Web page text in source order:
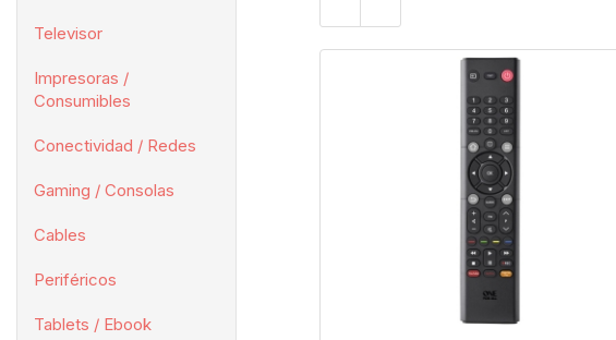
Televisor
Impresoras /
Consumibles
Conectividad / Redes
Gaming / Consolas
Cables
Periféricos
Tablets / Ebook